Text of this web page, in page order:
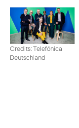
Credits: Telefónica
Deutschland